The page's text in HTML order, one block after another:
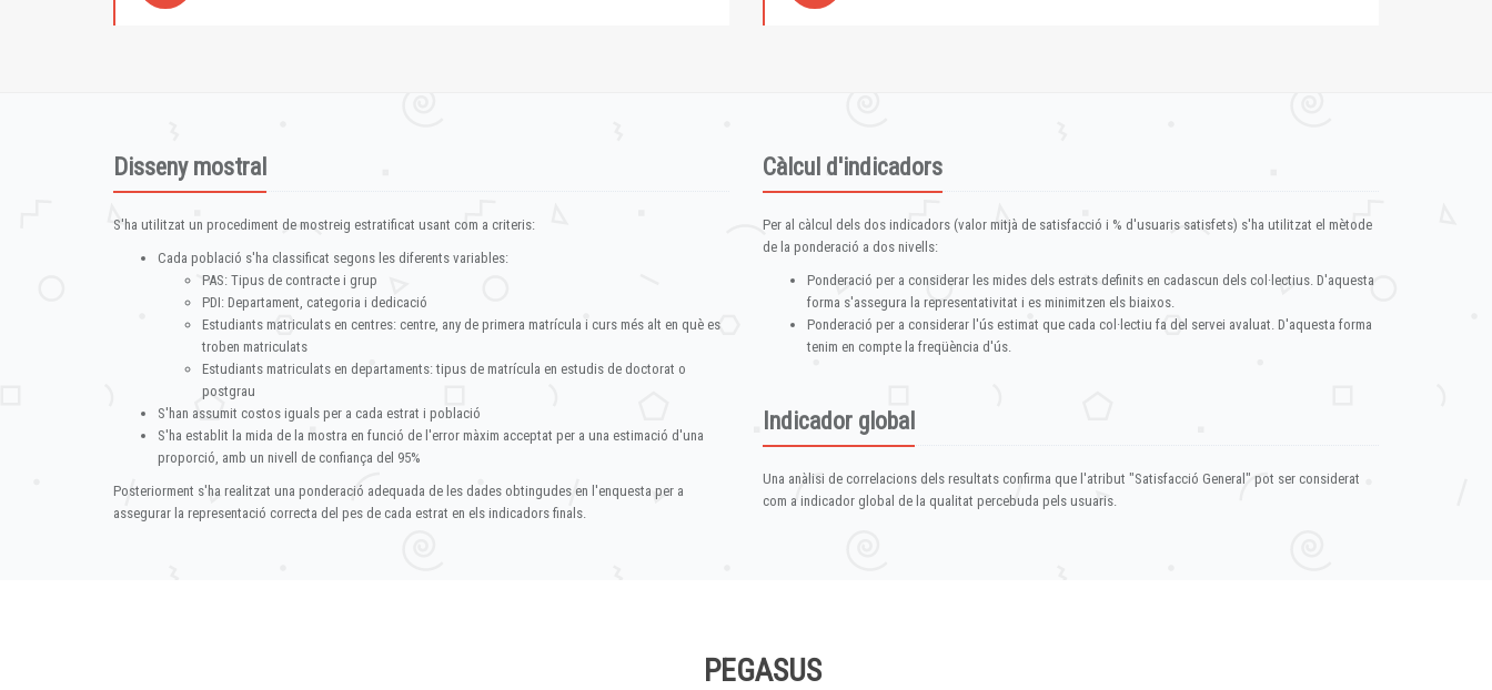
Disseny mostral
S'ha utilitzat un procediment de mostreig estratificat usant com a criteris:
Cada població s'ha classificat segons les diferents variables:
PAS: Tipus de contracte i grup
PDI: Departament, categoria i dedicació
Estudiants matriculats en centres: centre, any de primera matrícula i curs més alt en què es
troben matriculats
Estudiants matriculats en departaments: tipus de matrícula en estudis de doctorat o
postgrau
S'han assumit costos iguals per a cada estrat i població
S'ha establit la mida de la mostra en funció de l'error màxim acceptat per a una estimació d'una
proporció, amb un nivell de confiança del 95%
Posteriorment s'ha realitzat una ponderació adequada de les dades obtingudes en l'enquesta per a
assegurar la representació correcta del pes de cada estrat en els indicadors finals.
Càlcul d'indicadors
Per al càlcul dels dos indicadors (valor mitjà de satisfacció i % d'usuaris satisfets) s'ha utilitzat el mètode
de la ponderació a dos nivells:
Ponderació per a considerar les mides dels estrats definits en cadascun dels col·lectius. D'aquesta
forma s'assegura la representativitat i es minimitzen els biaixos.
Ponderació per a considerar l'ús estimat que cada col·lectiu fa del servei avaluat. D'aquesta forma
tenim en compte la freqüència d'ús.
Indicador global
Una anàlisi de correlacions dels resultats confirma que l'atribut "Satisfacció General" pot ser considerat
com a indicador global de la qualitat percebuda pels usuaris.
PEGASUS